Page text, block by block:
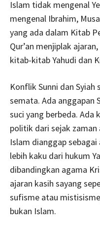
Islam tidak mengenal
mengenal Ibrahim,
yang ada dalam Kitab
Qur’an menjiplak
kitab-kitab Yahudi dan
Konflik Sunni dan
semata. Ada anggapan
suci yang berbeda. Ada
politik dari sejak zaman
Islam dianggap
lebih kaku dari hukum
dibandingkan agama
ajaran kasih sayang
sufisme atau
bukan Islam.